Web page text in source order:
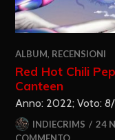
ALBUM, RECENSIONI
Red Hot Chili
Canteen
Anno: 2022; Voto: 8/
INDIECRIMS 24